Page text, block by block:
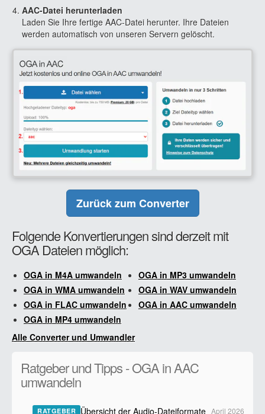
AAC-Datei herunterladen
Laden Sie Ihre fertige AAC-Datei herunter. Ihre Dateien
werden automatisch von unseren Servern gelöscht.
Zurück zum Converter
Folgende Konvertierungen sind derzeit mit
OGA Dateien möglich:
OGA in M4A umwandeln
OGA in MP3 umwandeln
OGA in WMA umwandeln
OGA in WAV umwandeln
OGA in FLAC umwandeln
OGA in AAC umwandeln
OGA in MP4 umwandeln
Alle Converter und Umwandler
Ratgeber und Tipps - OGA in AAC
umwandeln
RATGEBER Übersicht der Audio-Dateiformate April 2026